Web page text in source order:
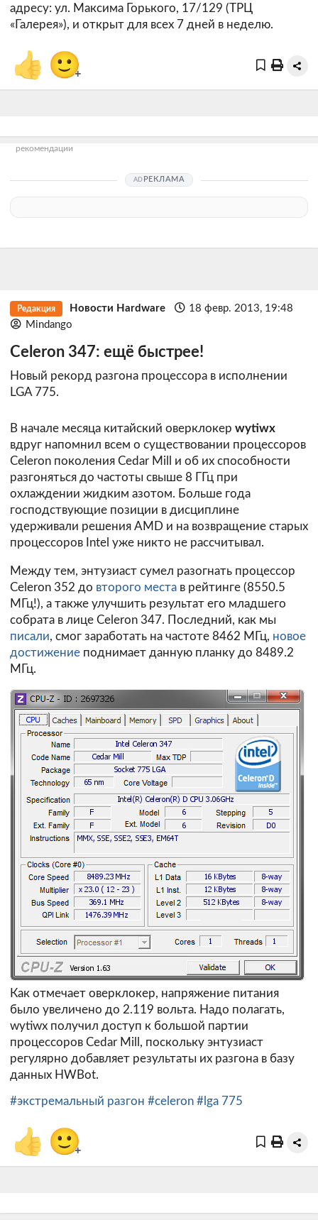
адресу: ул. Максима Горького, 17/129 (ТРЦ
«Галерея»), и открыт для всех 7 дней в неделю.
👍 🙂+
рекомендации
РЕКЛАМА
Редакция Новости Hardware
18 февр. 2013, 19:48
Mindango
Celeron 347: ещё быстрее!
Новый рекорд разгона процессора в исполнении
LGA 775.
В начале месяца китайский оверклокер wytiwx
вдруг напомнил всем о существовании процессоров
Celeron поколения Cedar Mill и об их способности
разгоняться до частоты свыше 8 ГГц при
охлаждении жидким азотом. Больше года
господствующие позиции в дисциплине
удерживали решения AMD и на возвращение старых
процессоров Intel уже никто не рассчитывал.
Между тем, энтузиаст сумел разогнать процессор
Celeron 352 до второго места в рейтинге (8550.5
МГц!), а также улучшить результат его младшего
собрата в лице Celeron 347. Последний, как мы
писали, смог заработать на частоте 8462 МГц, новое
достижение поднимает данную планку до 8489.2
МГц.
Как отмечает оверклокер, напряжение питания
было увеличено до 2.119 вольта. Надо полагать,
wytiwx получил доступ к большой партии
процессоров Cedar Mill, поскольку энтузиаст
регулярно добавляет результаты их разгона в базу
данных HWBot.
#экстремальный разгон #celeron #lga 775
👍 🙂+